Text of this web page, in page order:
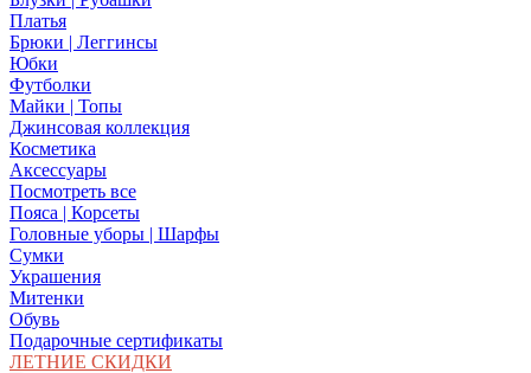
Платья
Брюки | Леггинсы
Юбки
Футболки
Майки | Топы
Джинсовая коллекция
Косметика
Аксессуары
Посмотреть все
Пояса | Корсеты
Головные уборы | Шарфы
Сумки
Украшения
Митенки
Обувь
Подарочные сертификаты
ЛЕТНИЕ СКИДКИ